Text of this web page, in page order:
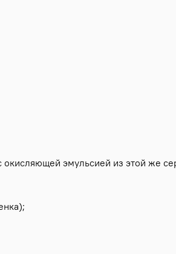
эмульсией из этой же